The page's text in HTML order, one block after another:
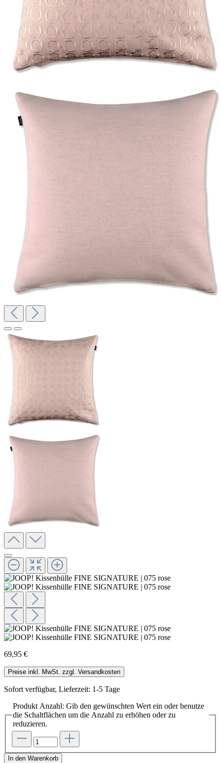
69,95 €
Preise inkl. MwSt. zzgl. Versandkosten
Sofort verfügbar, Lieferzeit: 1-5 Tage
Produkt Anzahl: Gib den gewünschten Wert ein oder benutze
die Schaltflächen um die Anzahl zu erhöhen oder zu
reduzieren.
In den Warenkorb